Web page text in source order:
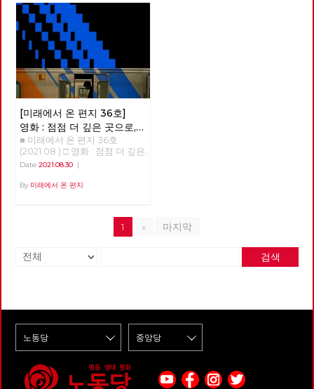
해당연도 당의 핵심 정치사업 의
제를 알 수 있게” 하자는 취지다.
안건이 통과되면 당의 사업계획
확정을 위한 안건 제출방식이 더
많아지고 심의 단계 또한 늘어나
의기관 제10조(권한) 6. (신설)
매년도의 주요 정치사업 의제 심
의, 의결 제11조(소집) ① 정기당
상임집행위원회의 주요 권한은
다음과 같다. (신설) 내년도 주요
작되었다는 말이다. 하지만, 14
인 흑사병에 의해 당시 인구의
절반 가량이 사망했다고 추정하
병이 몽골의 서진으로 인하여 유
럽으로 전파 되었다는 기존의 통
설은 최근 유럽에서 발생한 흑사
전자 분석 결과에 의해 대체되고
있다. 전편에서 밝힌 바와 같이
돌입했다. 이 농성은 6월 16일까
지 이어졌고 투쟁 142일 만에 직
접 고용 쟁취로 마무리 되었다.
신라대학교(총장 김충석)와 민
주노총 부산지역일반노조(위원
장 박문석)가 6월 16일 오전 9시
30분, 대학 본부 접견실에서 극
적으로 합의를 하였다. 합의 내
용은 투쟁하는 조합원 모두를 대
학이 직접 고용하고, 65세까지
정년을 보장한다는 것 등이다.
부산일반노조 신라대지회 청소
노동자 직접고용 쟁취를 위한 투
쟁은 10년이라는 시간이 걸렸다.
노동자들은 2012년 노조에 가입
다. 청소 외 잡무에 대해 하지 않
거기에 그치지 않았다. 비정규직
청소노동자로 늘 해고 위험으로
을 바꿔야 했다. 그래서 2014년
진 : 비주류사진관 정남준 신라
대 투쟁이 끝나고 청소노동자들
은 이번 투쟁의 승리의 공을 연
대자들에게 돌렸다. 142일간의
대를 찾았고 많은 사람들이 투쟁
지원금을 보냈다. 전국적 이슈를
바치는 아브라함의 인신공희 등
‘선물’의 기원에 관하여 명확히
설명하지는 않지만 예물, 제물,
교환 등과 다른 증여, 기부 등의
견함으로써 이러한 ‘선물’들의
총체적 성격을 엿보게 한다. 마
르셀 모스가 원시 사회의 교환
보는 것은 그것이 단순한 ‘급부’
체계 – 일정한 조건이 합치할 때
[미래에서 온 편지 36호]
영화 : 점점 더 깊은 곳으로,
감춰지고 사라지는 노동에
관한 관찰기 <언더그라운드>
■ 미래에서 온 편지 36호
(2021.08.) □ 영화 : 점점 더 깊은
곳으로, 감춰지고 사라지는 노동
박수영 지난 8월 19일에 개봉한
자들의 섬(2014)’를 통해 한진중
공업 노동 운동을 조명한 김정근
선택한 현장은 가장 일상적인 대
중교통 수단인 지하철이다. 영
지 않는 “언더그라운드”인 정비
없이’ 전달한다. 이 부분까지의
노동자들은 비록 눈에 잘 띄지
않고 몸은 힘들어도 자신이 무언
가 중요한 일을 하고 있다는 자
Date 2021.08.30 |
By 미래에서 온 편지
1 » 마지막
검색